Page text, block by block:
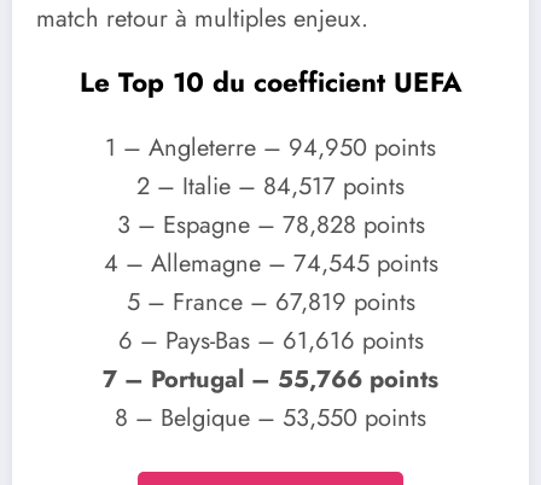
match retour à multiples enjeux.
Le Top 10 du coefficient UEFA
1 – Angleterre – 94,950 points
2 – Italie – 84,517 points
3 – Espagne – 78,828 points
4 – Allemagne – 74,545 points
5 – France – 67,819 points
6 – Pays-Bas – 61,616 points
7 – Portugal – 55,766 points
8 – Belgique – 53,550 points